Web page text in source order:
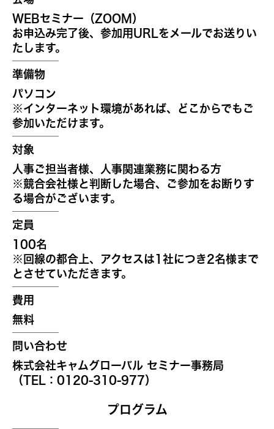
WEBセミナー（ZOOM）
お申込み完了後、参加用URLをメールでお送りい
たします。
準備物
パソコン
※インターネット環境があれば、どこからでもご
参加いただけます。
対象
人事ご担当者様、人事関連業務に関わる方
※競合会社様と判断した場合、ご参加をお断りす
る場合がございます。
定員
100名
※回線の都合上、アクセスは1社につき2名様まで
とさせていただきます。
費用
無料
問い合わせ
株式会社キャムグローバル セミナー事務局
（TEL：0120-310-977）
プログラム